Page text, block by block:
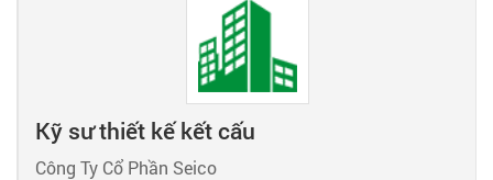
Kỹ sư thiết kế kết cấu
Công Ty Cổ Phần Seico